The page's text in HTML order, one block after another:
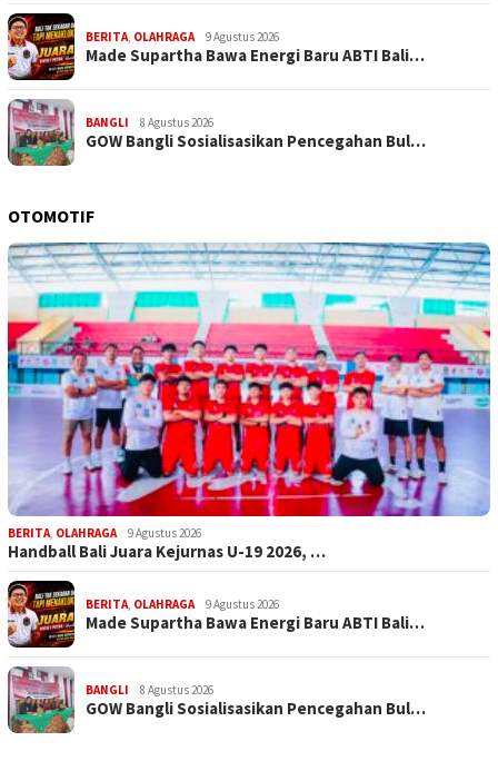
BERITA, OLAHRAGA 9 Agustus 2026
Made Supartha Bawa Energi Baru ABTI Bali…
BANGLI 8 Agustus 2026
GOW Bangli Sosialisasikan Pencegahan Bul…
OTOMOTIF
BERITA, OLAHRAGA 9 Agustus 2026
Handball Bali Juara Kejurnas U-19 2026, …
BERITA, OLAHRAGA 9 Agustus 2026
Made Supartha Bawa Energi Baru ABTI Bali…
BANGLI 8 Agustus 2026
GOW Bangli Sosialisasikan Pencegahan Bul…